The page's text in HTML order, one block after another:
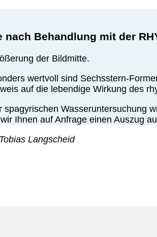
nach Behandlung mit der
der Bildmitte.
wertvoll sind Sechsstern-
auf die lebendige Wirkung des
spagyrischen Wasseruntersuchung
Ihnen auf Anfrage einen Auszug
Langscheid